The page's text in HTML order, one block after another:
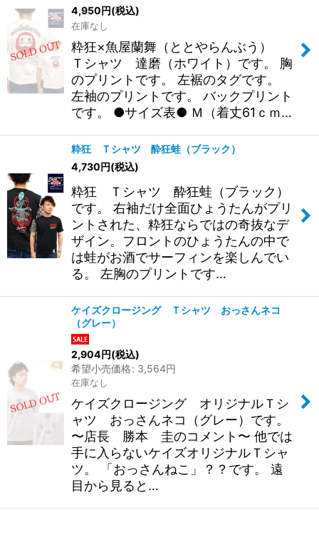
4,950円(税込)
在庫なし
粋狂×魚屋蘭舞（ととやらんぶう）
Ｔシャツ 達磨（ホワイト）です。 胸
のプリントです。 左裾のタグです。
左袖のプリントです。 バックプリント
です。 ●サイズ表● Ｍ（着丈61ｃｍ…
粋狂 Ｔシャツ 酔狂蛙（ブラック）
4,730円(税込)
粋狂 Ｔシャツ 酔狂蛙（ブラック）
です。 右袖だけ全面ひょうたんがプリ
ントされた、粋狂ならではの奇抜なデ
ザイン。フロントのひょうたんの中で
は蛙がお酒でサーフィンを楽しんでい
る。 左胸のプリントです…
ケイズクロージング Ｔシャツ おっさんネコ
（グレー）
2,904円(税込)
希望小売価格: 3,564円
在庫なし
ケイズクロージング オリジナルＴシ
ャツ おっさんネコ（グレー）です。
〜店長 勝本 圭のコメント〜 他では
手に入らないケイズオリジナルＴシャ
ツ。 「おっさんねこ」？？です。 遠
目から見ると…